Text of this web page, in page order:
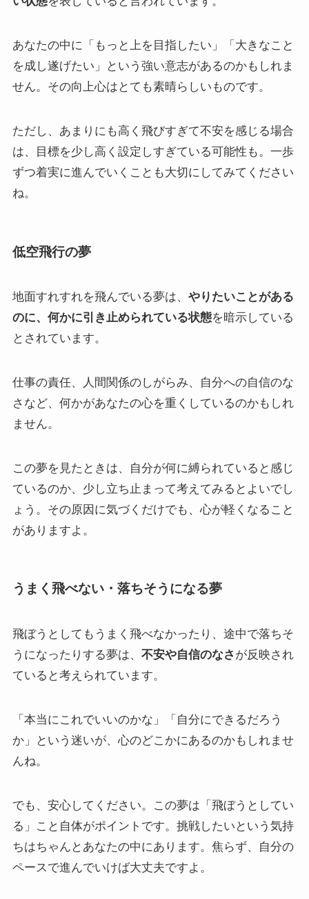
あなたの中に「もっと上を目指したい」「大きなこと
を成し遂げたい」という強い意志があるのかもしれま
せん。その向上心はとても素晴らしいものです。
ただし、あまりにも高く飛びすぎて不安を感じる場合
は、目標を少し高く設定しすぎている可能性も。一歩
ずつ着実に進んでいくことも大切にしてみてください
ね。
低空飛行の夢
地面すれすれを飛んでいる夢は、 やりたいことがある
のに、何かに引き止められている状態を暗示している
とされています。
仕事の責任、人間関係のしがらみ、自分への自信のな
さなど、何かがあなたの心を重くしているのかもしれ
ません。
この夢を見たときは、自分が何に縛られていると感じ
ているのか、少し立ち止まって考えてみるとよいでし
ょう。その原因に気づくだけでも、心が軽くなること
がありますよ。
うまく飛べない・落ちそうになる夢
飛ぼうとしてもうまく飛べなかったり、途中で落ちそ
うになったりする夢は、 不安や自信のなさ が反映され
ていると考えられています。
「本当にこれでいいのかな」「自分にできるだろう
か」という迷いが、心のどこかにあるのかもしれませ
んね。
でも、安心してください。この夢は「飛ぼうとしてい
る」こと自体がポイントです。挑戦したいという気持
ちはちゃんとあなたの中にあります。焦らず、自分の
ペースで進んでいけば大丈夫ですよ。